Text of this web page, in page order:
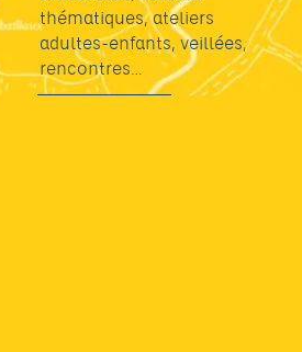
thématiques, ateliers
adultes-enfants, veillées,
rencontres…